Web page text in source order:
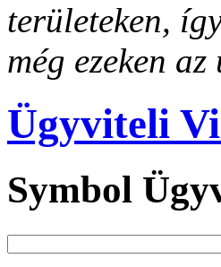
területeken,
még ezeken
Ügyviteli
Symbol